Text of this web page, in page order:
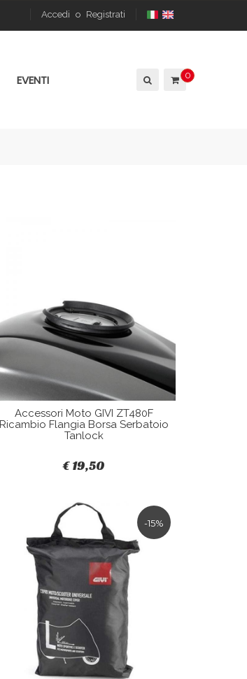
Accedi o Registrati
0
EVENTI
Accessori Moto GIVI ZT480F
Ricambio Flangia Borsa Serbatoio
Tanlock
€ 19,50
-15%